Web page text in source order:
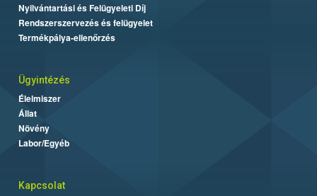
Nyilvántartási és Felügyeleti Díj
Rendszerszervezés és felügyelet
Termékpálya-ellenőrzés
Ügyintézés
Élelmiszer
Állat
Növény
Labor/Egyéb
Kapcsolat